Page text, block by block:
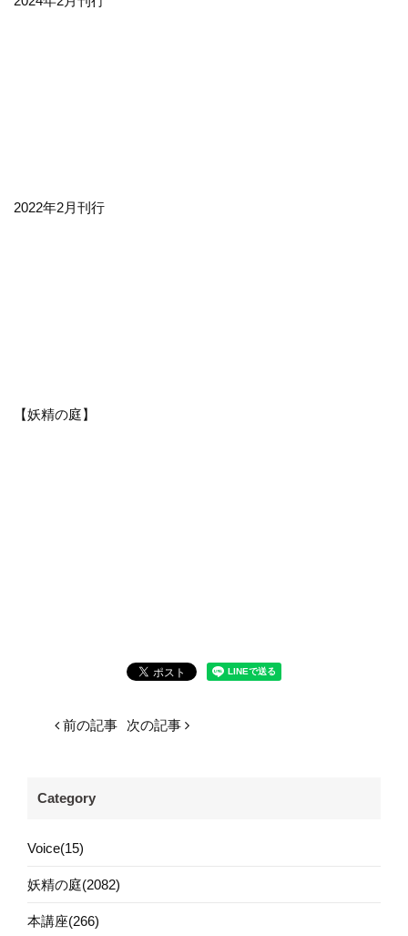
2022年2月刊行
【妖精の庭】
前の記事 次の記事
Category
Voice(15)
妖精の庭(2082)
本講座(266)